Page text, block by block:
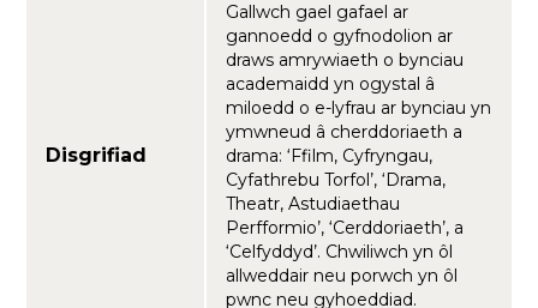
Disgrifiad
Gallwch gael gafael ar
gannoedd o gyfnodolion ar
draws amrywiaeth o bynciau
academaidd yn ogystal â
miloedd o e-lyfrau ar bynciau yn
ymwneud â cherddoriaeth a
drama: ‘Ffilm, Cyfryngau,
Cyfathrebu Torfol’, ‘Drama,
Theatr, Astudiaethau
Perfformio’, ‘Cerddoriaeth’, a
‘Celfyddyd’. Chwiliwch yn ôl
allweddair neu porwch yn ôl
pwnc neu gyhoeddiad.